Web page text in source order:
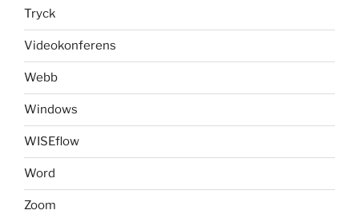
Tryck
Videokonferens
Webb
Windows
WISEflow
Word
Zoom